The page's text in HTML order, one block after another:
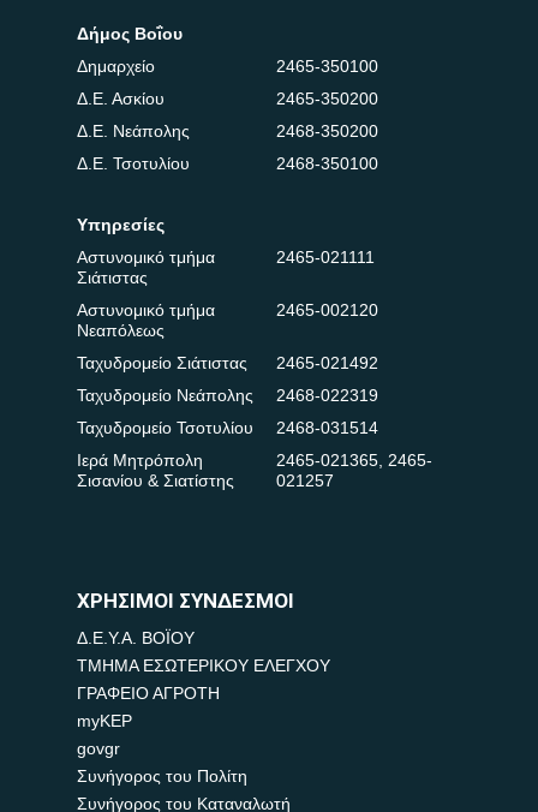
Δήμος Βοΐου
Δημαρχείο
2465-350100
Δ.Ε. Ασκίου
2465-350200
Δ.Ε. Νεάπολης
2468-350200
Δ.Ε. Τσοτυλίου
2468-350100
Υπηρεσίες
Αστυνομικό τμήμα
Σιάτιστας
2465-021111
Αστυνομικό τμήμα
Νεαπόλεως
2465-002120
Ταχυδρομείο Σιάτιστας
2465-021492
Ταχυδρομείο Νεάπολης
2468-022319
Ταχυδρομείο Τσοτυλίου
2468-031514
Ιερά Μητρόπολη
Σισανίου & Σιατίστης
2465-021365, 2465-
021257
ΧΡΗΣΙΜΟΙ ΣΥΝΔΕΣΜΟΙ
Δ.Ε.Υ.Α. ΒΟΪΟΥ
ΤΜΗΜΑ ΕΣΩΤΕΡΙΚΟΥ ΕΛΕΓΧΟΥ
ΓΡΑΦΕΙΟ ΑΓΡΟΤΗ
myKEP
govgr
Συνήγορος του Πολίτη
Συνήγορος του Καταναλωτή